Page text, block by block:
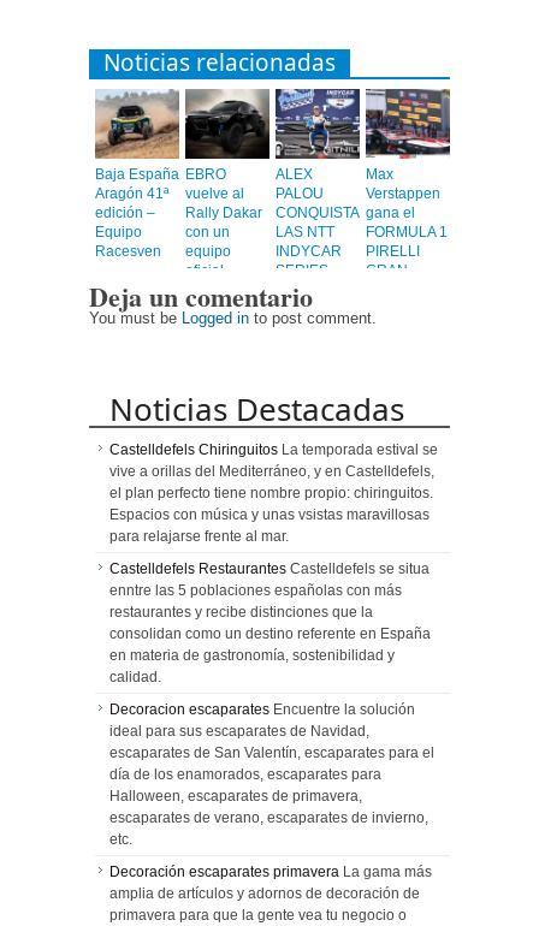
Noticias relacionadas
Baja España
Aragón 41ª
edición –
Equipo
Racesven
EBRO
vuelve al
Rally Dakar
con un
equipo
oficial
ALEX
PALOU
CONQUISTA
LAS NTT
INDYCAR
SERIES
2023
Max
Verstappen
gana el
FORMULA 1
PIRELLI
GRAN
ESPAÑA
2022
Deja un comentario
You must be Logged in to post comment.
Noticias Destacadas
Castelldefels Chiringuitos La temporada estival se
vive a orillas del Mediterráneo, y en Castelldefels,
el plan perfecto tiene nombre propio: chiringuitos.
Espacios con música y unas vsistas maravillosas
para relajarse frente al mar.
Castelldefels Restaurantes Castelldefels se situa
enntre las 5 poblaciones españolas con más
restaurantes y recibe distinciones que la
consolidan como un destino referente en España
en materia de gastronomía, sostenibilidad y
calidad.
Decoracion escaparates Encuentre la solución
ideal para sus escaparates de Navidad,
escaparates de San Valentín, escaparates para el
día de los enamorados, escaparates para
Halloween, escaparates de primavera,
escaparates de verano, escaparates de invierno,
etc.
Decoración escaparates primavera La gama más
amplia de artículos y adornos de decoración de
primavera para que la gente vea tu negocio o